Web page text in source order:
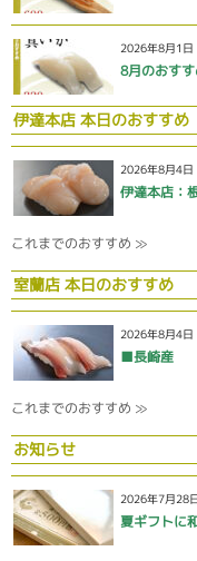
2026年8月1日
8月のおすす
伊達本店 本日のおすすめ
2026年8月4日
伊達本店：
これまでのおすすめ ≫
室蘭店 本日のおすすめ
2026年8月4日
■長崎産
これまでのおすすめ ≫
お知らせ
2026年7月28
夏ギフトに